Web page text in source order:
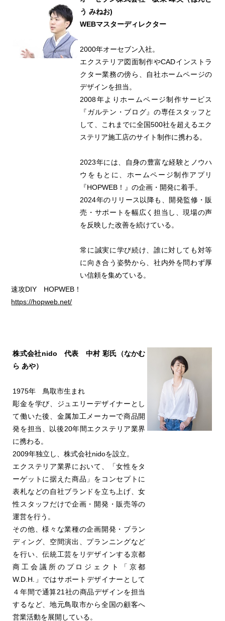
う みねお)
WEBマスターディレクター
2000年オーセブン入社。
エクステリア図面制作やCADインストラ
クター業務の傍ら、自社ホームページの
デザインを担当。
2008年よりホームページ制作サービス
『ガルテン・ブログ』の専任スタッフと
して、これまでに全国500社を超えるエク
ステリア施工店のサイト制作に携わる。
2023年には、自身の豊富な経験とノウハ
ウをもとに、ホームページ制作アプリ
『HOPWEB！』の企画・開発に着手。
2024年のリリース以降も、開発監修・販
売・サポートを幅広く担当し、現場の声
を反映した改善を続けている。
常に誠実に学び続け、誰に対しても対等
に向き合う姿勢から、社内外を問わず厚
い信頼を集めている。
速攻DIY HOPWEB！
https://hopweb.net/
株式会社nido 代表 中村 彩氏（なかむ
ら あや）
1975年 鳥取市生まれ
彫金を学び、ジュエリーデザイナーとし
て働いた後、金属加工メーカーで商品開
発を担当、以後20年間エクステリア業界
に携わる。
2009年独立し、株式会社nidoを設立。
エクステリア業界において、「女性をタ
ーゲットに据えた商品」をコンセプトに
表札などの自社ブランドを立ち上げ、女
性スタッフだけで企画・開発・販売等の
運営を行う。
その他、様々な業種の企画開発・ブラン
ディング、空間演出、プランニングなど
を行い、伝統工芸をリデザインする京都
商工会議所のプロジェクト「京都
W.D.H.」ではサポートデザイナーとして
４年間で通算21社の商品デザインを担当
するなど、地元鳥取市から全国の顧客へ
営業活動を展開している。